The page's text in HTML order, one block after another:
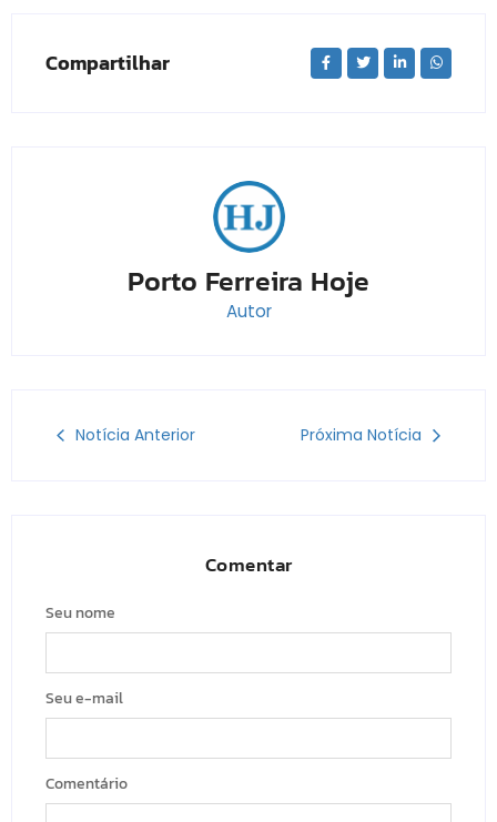
Compartilhar
Porto Ferreira Hoje
Autor
Notícia Anterior Próxima Notícia
Comentar
Seu nome
Seu e-mail
Comentário